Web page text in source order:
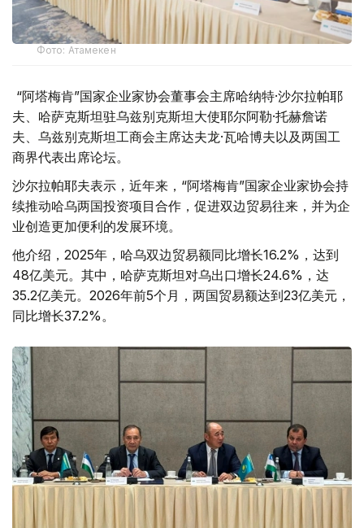
Фото: Атамекен
“阿塔梅肯”国家企业家协会董事会主席哈纳特·沙尔拉帕耶
夫、哈萨克斯坦驻乌兹别克斯坦大使耶尔阿勒·托赫詹诺
夫、乌兹别克斯坦工商会主席达夫龙·瓦哈博夫以及两国工
商界代表出席论坛。
沙尔拉帕耶夫表示，近年来，“阿塔梅肯”国家企业家协会持
续推动哈乌两国投资项目合作，促进双边贸易往来，并为企
业创造更加便利的发展环境。
他介绍，2025年，哈乌双边贸易额同比增长16.2%，达到
48亿美元。其中，哈萨克斯坦对乌出口增长24.6%，达
35.2亿美元。2026年前5个月，两国贸易额达到23亿美元，
同比增长37.2%。